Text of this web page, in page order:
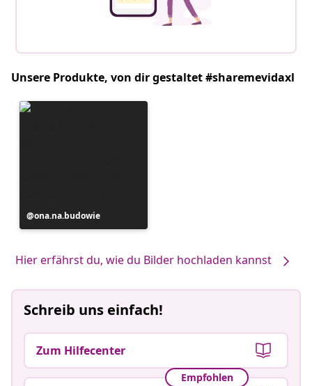
Unsere Produkte, von dir gestaltet #sharemevidaxl
Beitrag
veröffentlicht
ona.na.budowie
Hier erfährst du, wie du Bilder hochladen kannst
Schreib uns einfach!
Zum Hilfecenter
Empfohlen